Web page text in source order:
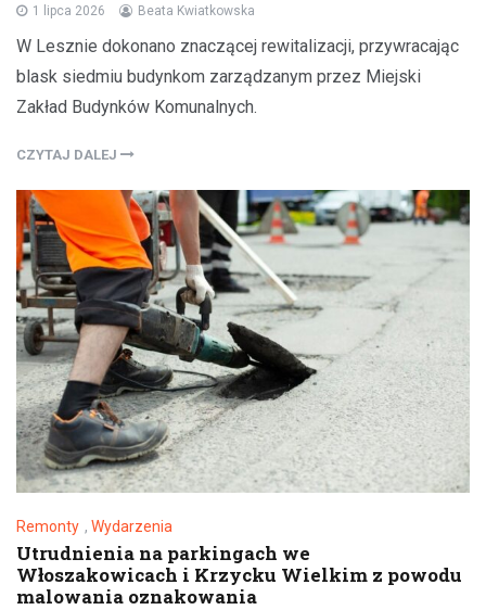
1 lipca 2026 Beata Kwiatkowska
W Lesznie dokonano znaczącej rewitalizacji, przywracając
blask siedmiu budynkom zarządzanym przez Miejski
Zakład Budynków Komunalnych.
CZYTAJ DALEJ
Remonty , Wydarzenia
Utrudnienia na parkingach we
Włoszakowicach i Krzycku Wielkim z powodu
malowania oznakowania